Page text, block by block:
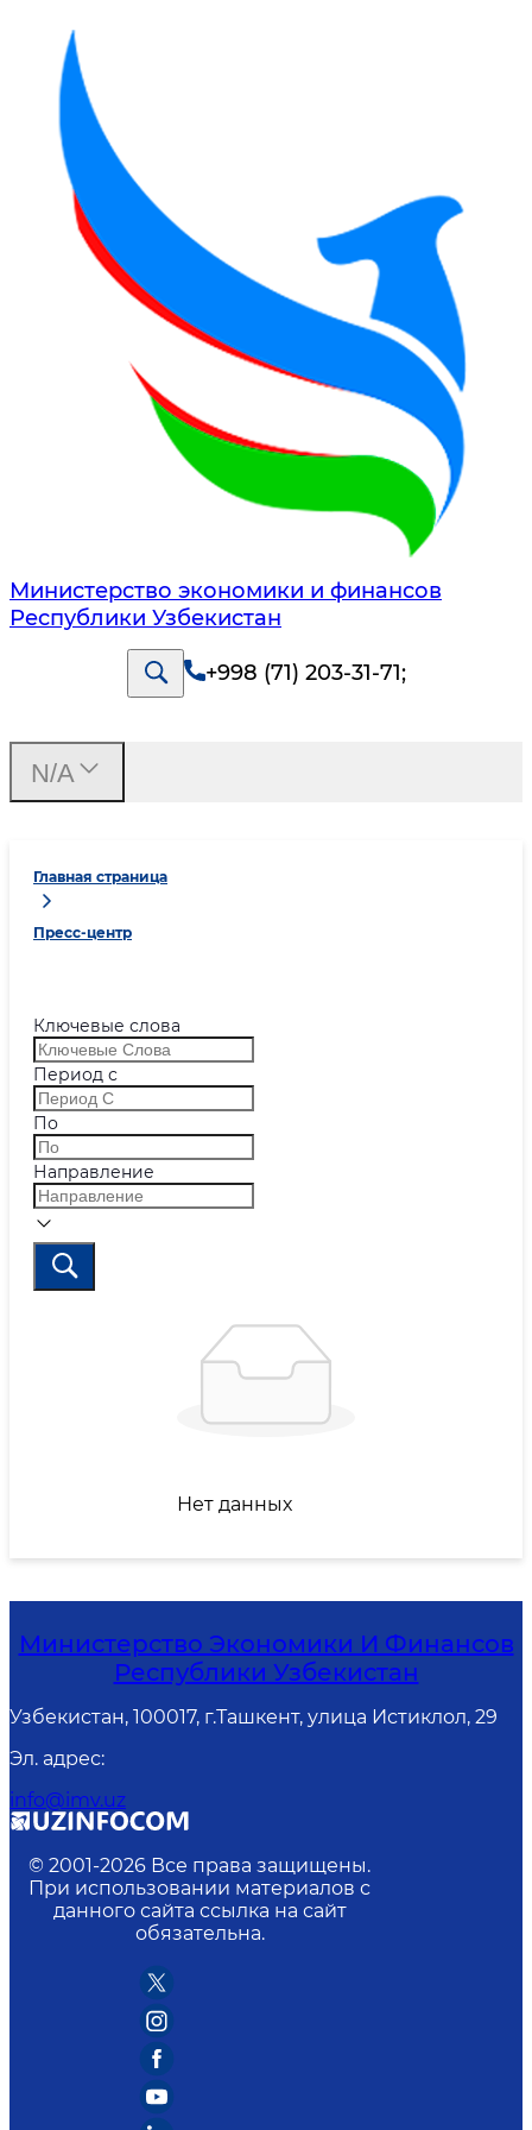
Министерство экономики и финансов
Республики Узбекистан
+998 (71) 203-31-71;
Главная страница
Пресс-центр
Ключевые слова
Период с
По
Направление
Нет данных
N/A
Министерство Экономики И Финансов
Республики Узбекистан
Узбекистан, 100017, г.Ташкент, улица Истиклол, 29
Эл. адрес:
info@imv.uz
© 2001-2026 Все права защищены.
При использовании материалов с
данного сайта ссылка на сайт
обязательна.